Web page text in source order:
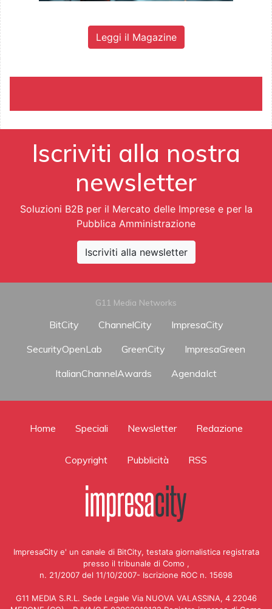
Leggi il Magazine
Iscriviti alla nostra
newsletter
Soluzioni B2B per il Mercato delle Imprese e per la
Pubblica Amministrazione
Iscriviti alla newsletter
G11 Media Networks
BitCity ChannelCity
ImpresaCity
SecurityOpenLab
GreenCity
ImpresaGreen
ItalianChannelAwards
AgendaIct
Home Speciali Newsletter Redazione
Copyright Pubblicità RSS
ImpresaCity e' un canale di BitCity, testata giornalistica registrata
presso il tribunale di Como ,
n. 21/2007 del 11/10/2007- Iscrizione ROC n. 15698
G11 MEDIA S.R.L. Sede Legale Via NUOVA VALASSINA, 4 22046